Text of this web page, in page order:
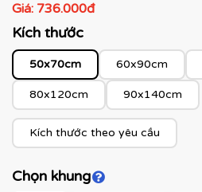
Giá: 736.000đ
Kích thước
50x70cm 60x90cm
80x120cm 90x140cm
Kích thước theo yêu cầu
Chọn khungClick để xem màu